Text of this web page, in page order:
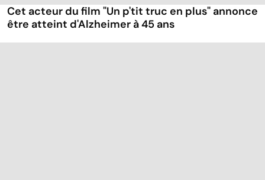
Cet acteur du film "Un p'tit truc en plus" annonce
être atteint d'Alzheimer à 45 ans